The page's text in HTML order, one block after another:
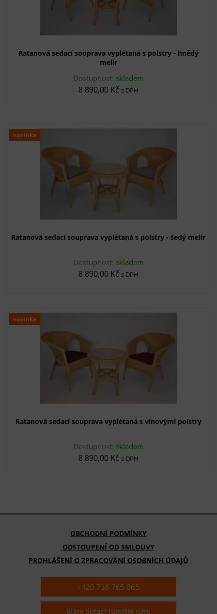
Ratanová sedací souprava vyplétaná s polstry - hnědý
melír
Dostupnost: skladem
8 890,00 Kč s DPH
novinka
Ratanová sedací souprava vyplétaná s polstry - šedý melír
Dostupnost: skladem
8 890,00 Kč s DPH
novinka
Ratanová sedací souprava vyplétaná s vínovými polstry
Dostupnost: skladem
8 890,00 Kč s DPH
OBCHODNÍ PODMÍNKY
ODSTOUPENÍ OD SMLOUVY
PROHLÁŠENÍ O ZPRACOVÁNÍ OSOBNÍCH ÚDAJŮ
+420 736 765 065
Máte dotaz? Napište nám